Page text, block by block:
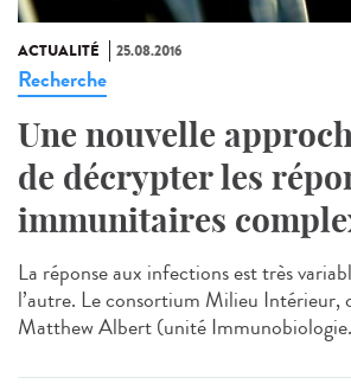
ACTUALITÉ 25.08.2016
Recherche
Une nouvelle
de décrypter les
immunitaires
La réponse aux infections est très
l’autre. Le consortium Milieu Intérieur,
Matthew Albert (unité